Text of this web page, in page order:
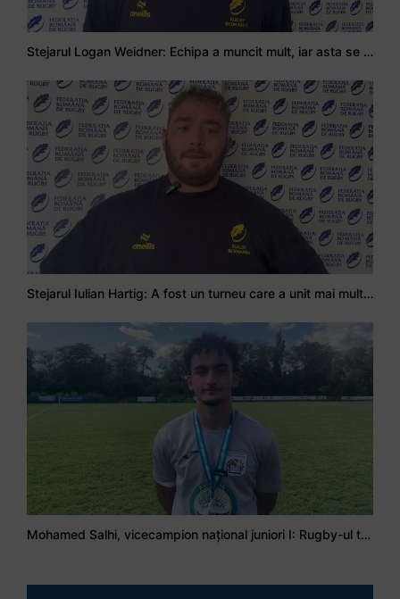
Stejarul Logan Weidner: Echipa a muncit mult, iar asta se va vedea în meciurile de la Nations Cup
Stejarul Iulian Hartig: A fost un turneu care a unit mai mult echipa
Mohamed Salhi, vicecampion național juniori I: Rugby-ul te învață să accepți și înfrângerile